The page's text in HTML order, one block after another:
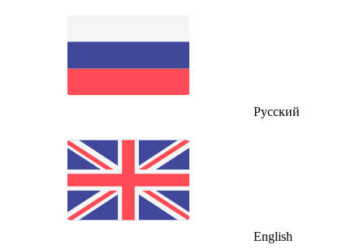
Русский
English